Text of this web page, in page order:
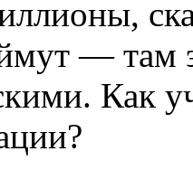
— там
Как